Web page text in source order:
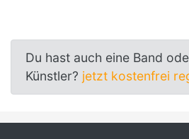
Du hast auch eine Band
Künstler? jetzt kostenfrei